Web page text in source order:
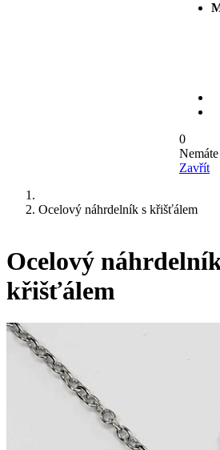
0
Zavřít
Ocelový náhrdelník s křišťálem
Ocelový
křišťálem